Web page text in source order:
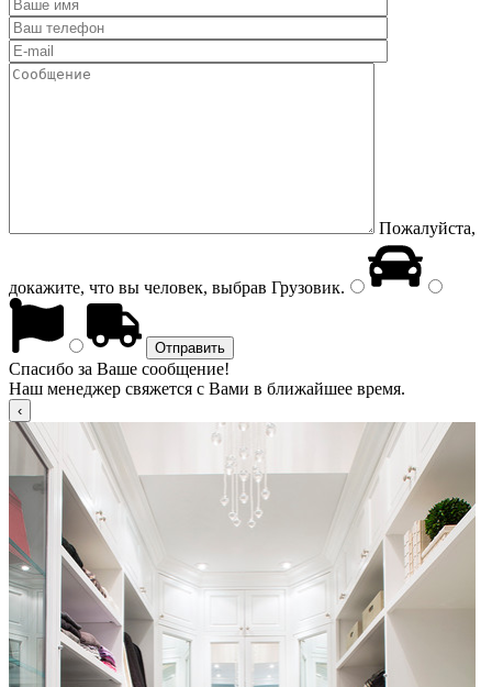
Пожалуйста,
докажите, что вы человек, выбрав Грузовик.
Спасибо за Ваше сообщение!
Наш менеджер свяжется с Вами в ближайшее время.